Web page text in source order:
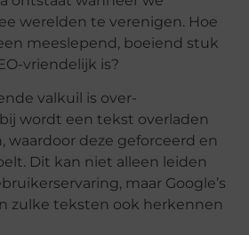
werelden te verenigen. Hoe
meeslepend, boeiend stuk
vriendelijk is?
valkuil is over-
wordt een tekst overladen
waardoor deze geforceerd en
Dit kan niet alleen leiden
maar Google’s
zulke teksten ook herkennen